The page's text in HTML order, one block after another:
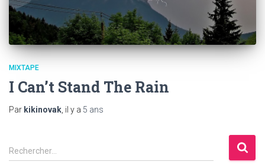
MIXTAPE
I Can’t Stand The Rain
Par kikinovak, il y a 5 ans
R
e
Rechercher…